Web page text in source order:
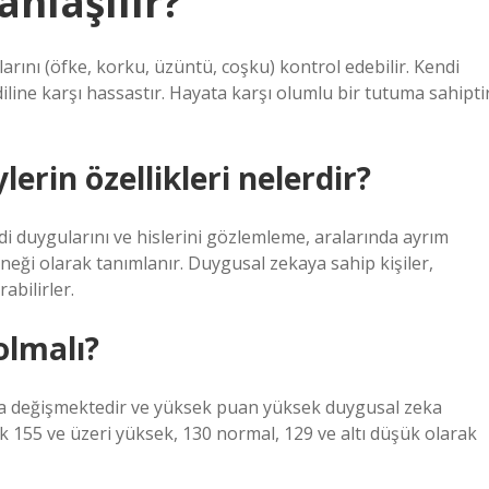
(öfke, korku, üzüntü, coşku) kontrol edebilir. Kendi
karşı hassastır. Hayata karşı olumlu bir tutuma
özellikleri nelerdir?
ve hislerini gözlemleme, aralarında ayrım
olarak tanımlanır. Duygusal zekaya sahip kişiler,
değişmektedir ve yüksek puan yüksek duygusal zeka
ve üzeri yüksek, 130 normal, 129 ve altı düşük olarak